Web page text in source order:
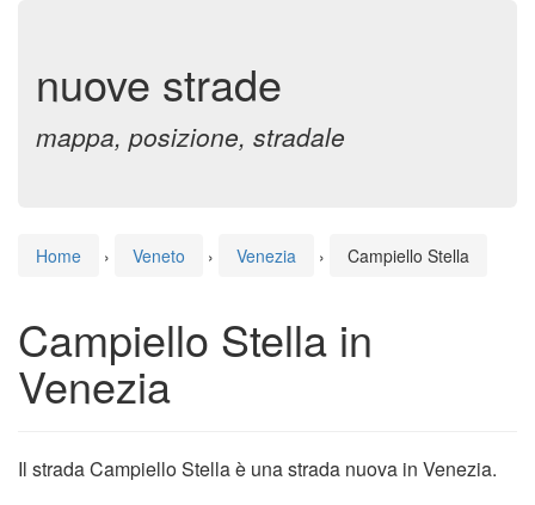
nuove strade
mappa, posizione, stradale
Home › Veneto › Venezia › Campiello Stella
Campiello Stella in
Venezia
Il strada Campiello Stella è una strada nuova in Venezia.